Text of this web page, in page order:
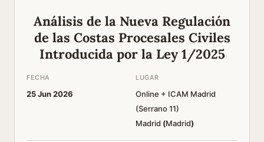
Análisis de la Nueva Regulación
de las Costas Procesales Civiles
Introducida por la Ley 1/2025
FECHA
25 Jun 2026
LUGAR
Online + ICAM Madrid
(Serrano 11)
Madrid (Madrid)